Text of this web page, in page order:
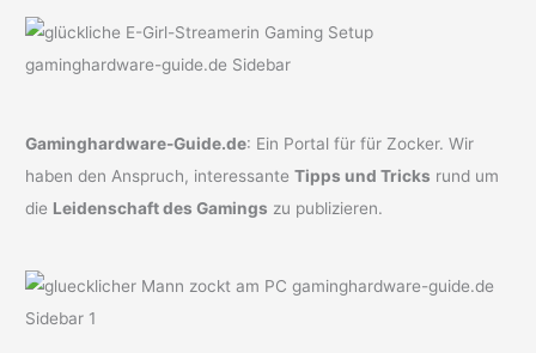
Gaminghardware-Guide.de: Ein Portal für für Zocker. Wir
haben den Anspruch, interessanteTipps und Tricks rund um
die Leidenschaft des Gamings zu publizieren.